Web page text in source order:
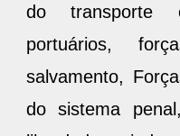
do transporte
portuários,
salvamento,
do sistema